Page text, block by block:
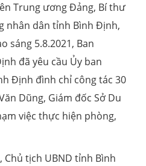
Trung ương Đảng, Bí thư
nhân dân tỉnh Bình Định,
sáng 5.8.2021, Ban
đã yêu cầu Ủy ban
Định đình chỉ công tác 30
Dũng, Giám đốc Sở Du
việc thực hiện phòng,
Chủ tịch UBND tỉnh Bình